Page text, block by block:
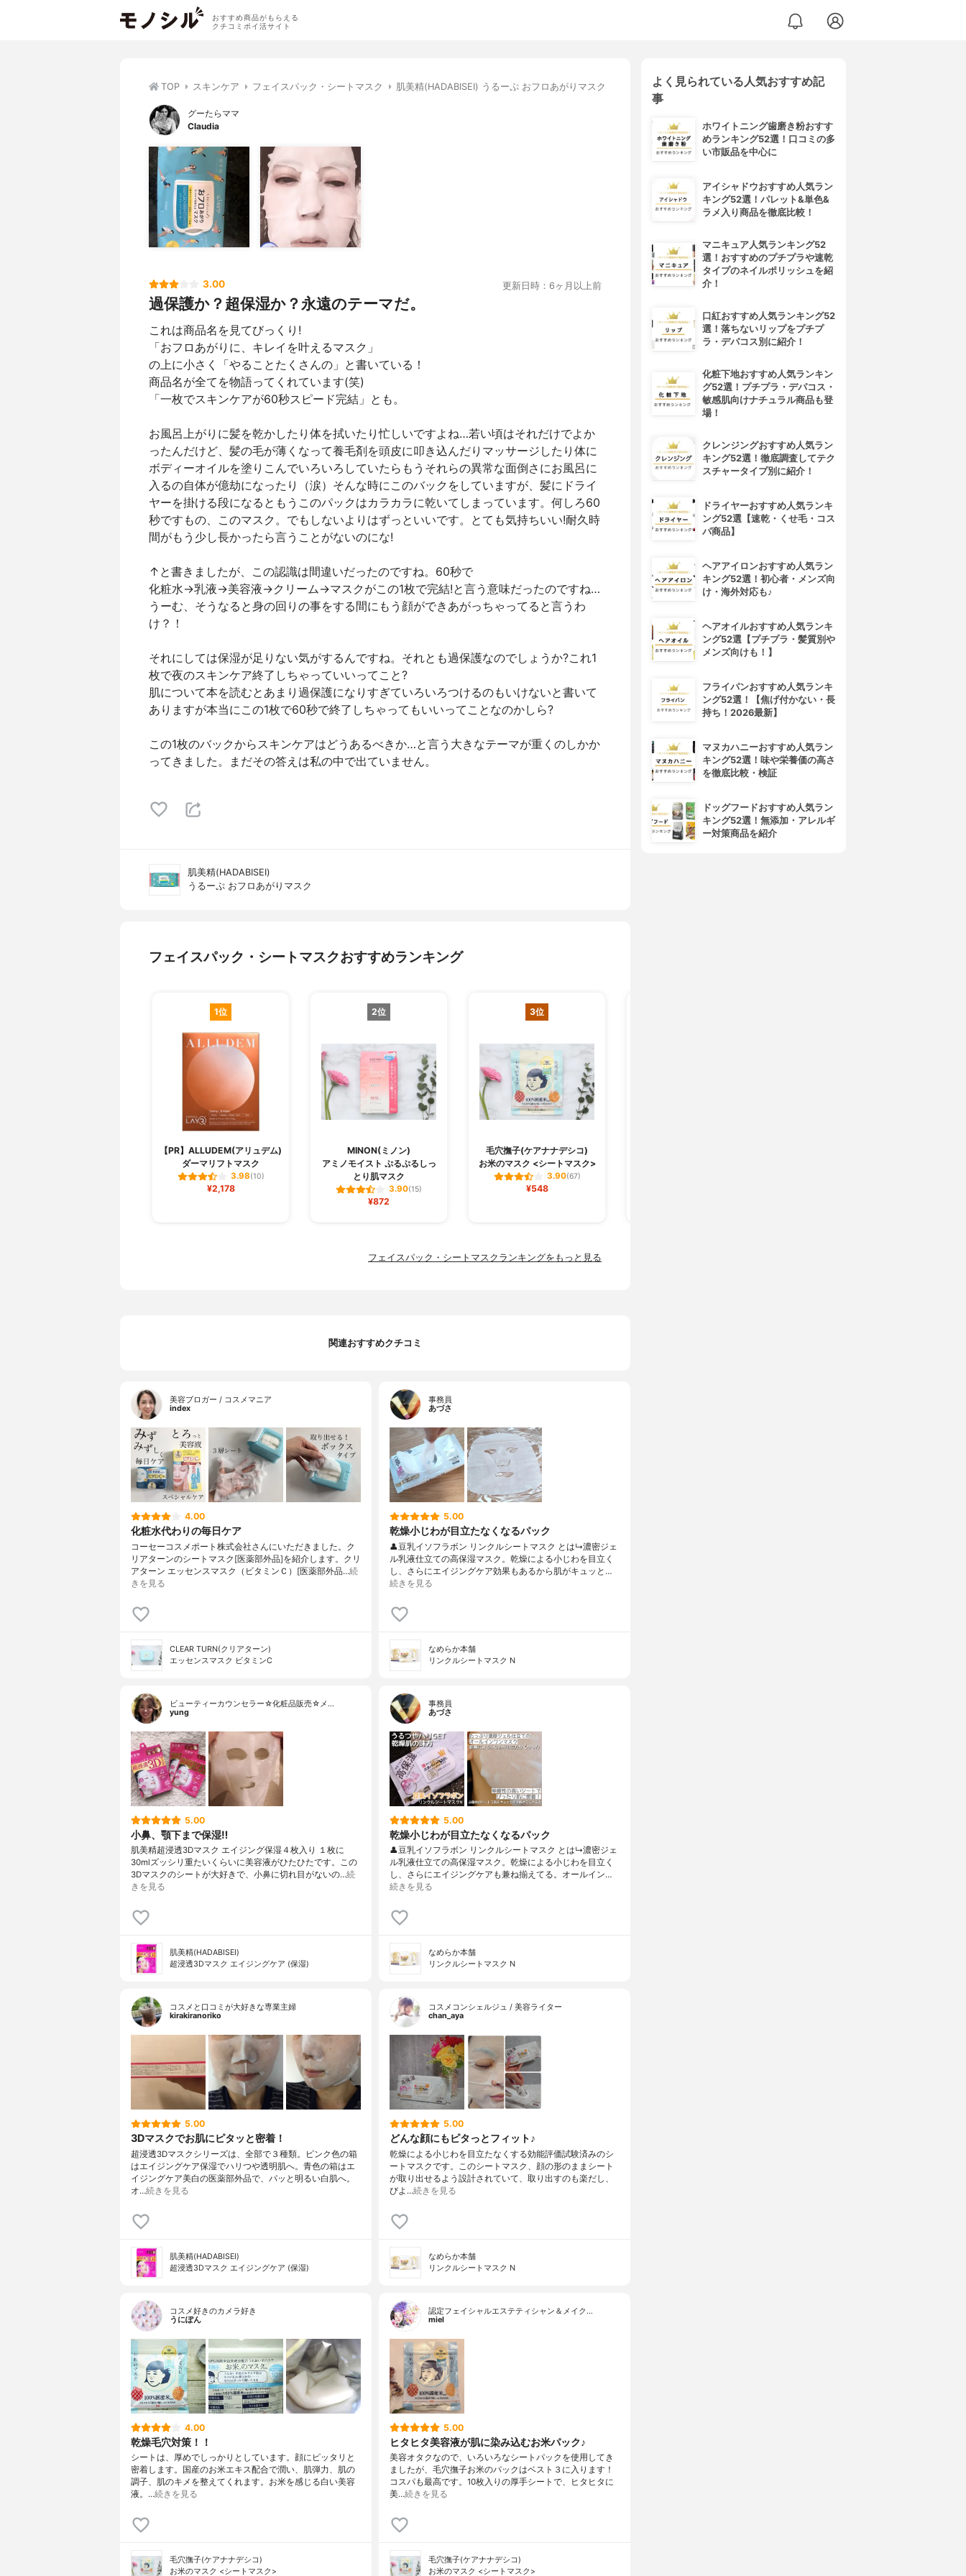
おすすめ商品がもらえる
クチコミポイ活サイト
TOP スキンケア フェイスパック・シートマスク 肌美精(HADABISEI) うるーぷ おフロあがりマスク
グーたらママ
Claudia
3.00 更新日時：6ヶ月以上前
過保護か？超保湿か？永遠のテーマだ。
これは商品名を見てびっくり!
「おフロあがりに、キレイを叶えるマスク」
の上に小さく「やることたくさんの」と書いている！
商品名が全てを物語ってくれています(笑)
「一枚でスキンケアが60秒スピード完結」とも。
お風呂上がりに髪を乾かしたり体を拭いたり忙しいですよね…若い頃はそれだけでよか
ったんだけど、髪の毛が薄くなって養毛剤を頭皮に叩き込んだりマッサージしたり体に
ボディーオイルを塗りこんでいろいろしていたらもうそれらの異常な面倒さにお風呂に
入るの自体が億劫になったり（涙）そんな時にこのバックをしていますが、髪にドライ
ヤーを掛ける段になるともうこのパックはカラカラに乾いてしまっています。何しろ60
秒ですもの、このマスク。でもしないよりはずっといいです。とても気持ちいい!耐久時
間がもう少し長かったら言うことがないのにな!
↑と書きましたが、この認識は間違いだったのですね。60秒で
化粧水→乳液→美容液→クリーム→マスクがこの1枚で完結!と言う意味だったのですね…
うーむ、そうなると身の回りの事をする間にもう顔ができあがっちゃってると言うわ
け？！
それにしては保湿が足りない気がするんですね。それとも過保護なのでしょうか?これ1
枚で夜のスキンケア終了しちゃっていいってこと?
肌について本を読むとあまり過保護になりすぎていろいろつけるのもいけないと書いて
ありますが本当にこの1枚で60秒で終了しちゃってもいいってことなのかしら?
この1枚のバックからスキンケアはどうあるべきか…と言う大きなテーマが重くのしかか
ってきました。まだその答えは私の中で出ていません。
肌美精(HADABISEI)
うるーぷ おフロあがりマスク
フェイスパック・シートマスクおすすめランキング
1位
【PR】ALLUDEM(アリュデム)
ダーマリフトマスク
3.98(10)
¥2,178
2位
MINON(ミノン)
アミノモイスト ぷるぷるしっ
とり肌マスク
3.90(15)
¥872
3位
毛穴撫子(ケアナナデシコ)
お米のマスク <シートマスク>
3.90(67)
¥548
フェイスパック・シートマスクランキングをもっと見る
関連おすすめクチコミ
美容ブロガー / コスメマニア
index
4.00
化粧水代わりの毎日ケア
コーセーコスメポート株式会社さんにいただきました。ク
リアターンのシートマスク[医薬部外品]を紹介します。クリ
アターン エッセンスマスク（ビタミンＣ）[医薬部外品…続
きを見る
CLEAR TURN(クリアターン)
エッセンスマスク ビタミンC
事務員
あづさ
5.00
乾燥小じわが目立たなくなるパック
👤豆乳イソフラボン リンクルシートマスク とは↳濃密ジェ
ル乳液仕立ての高保湿マスク。乾燥による小じわを目立く
し、さらにエイジングケア効果もあるから肌がキュッと…
続きを見る
なめらか本舗
リンクルシートマスク N
ビューティーカウンセラー☆化粧品販売☆メ…
yung
5.00
小鼻、顎下まで保湿‼︎
肌美精超浸透3Dマスク エイジング保湿４枚入り １枚に
30mlズッシリ重たいくらいに美容液がひたひたです。この
3Dマスクのシートが大好きで、小鼻に切れ目がないの…続
きを見る
肌美精(HADABISEI)
超浸透3Dマスク エイジングケア (保湿)
事務員
あづさ
5.00
乾燥小じわが目立たなくなるパック
👤豆乳イソフラボン リンクルシートマスク とは↳濃密ジェ
ル乳液仕立ての高保湿マスク。乾燥による小じわを目立く
し、さらにエイジングケアも兼ね揃えてる。オールイン…
続きを見る
なめらか本舗
リンクルシートマスク N
コスメと口コミが大好きな専業主婦
kirakiranoriko
5.00
3Dマスクでお肌にピタッと密着！
超浸透3Dマスクシリーズは、全部で３種類。ピンク色の箱
はエイジングケア保湿でハリつや透明肌へ。青色の箱はエ
イジングケア美白の医薬部外品で、パッと明るい白肌へ。
オ…続きを見る
肌美精(HADABISEI)
超浸透3Dマスク エイジングケア (保湿)
コスメコンシェルジュ / 美容ライター
chan_aya
5.00
どんな顔にもピタっとフィット♪
乾燥による小じわを目立たなくする効能評価試験済みのシ
ートマスクです。このシートマスク、顔の形のままシート
が取り出せるよう設計されていて、取り出すのも楽だし、
びよ…続きを見る
なめらか本舗
リンクルシートマスク N
コスメ好きのカメラ好き
うにぽん
4.00
乾燥毛穴対策！！
シートは、厚めでしっかりとしています。顔にピッタリと
密着します。国産のお米エキス配合で潤い、肌弾力、肌の
調子、肌のキメを整えてくれます。お米を感じる白い美容
液。…続きを見る
毛穴撫子(ケアナナデシコ)
お米のマスク <シートマスク>
認定フェイシャルエステティシャン＆メイク…
miel
5.00
ヒタヒタ美容液が肌に染み込むお米パック♪
美容オタクなので、いろいろなシートパックを使用してき
ましたが、毛穴撫子お米のパックはベスト３に入ります！
コスパも最高です。10枚入りの厚手シートで、ヒタヒタに
美…続きを見る
毛穴撫子(ケアナナデシコ)
お米のマスク <シートマスク>
よく見られている人気おすすめ記
事
ホワイトニング歯磨き粉おすす
めランキング52選！口コミの多
い市販品を中心に
アイシャドウおすすめ人気ラン
キング52選！パレット&単色&
ラメ入り商品を徹底比較！
マニキュア人気ランキング52
選！おすすめのプチプラや速乾
タイプのネイルポリッシュを紹
介！
口紅おすすめ人気ランキング52
選！落ちないリップをプチプ
ラ・デパコス別に紹介！
化粧下地おすすめ人気ランキン
グ52選！プチプラ・デパコス・
敏感肌向けナチュラル商品も登
場！
クレンジングおすすめ人気ラン
キング52選！徹底調査してテク
スチャータイプ別に紹介！
ドライヤーおすすめ人気ランキ
ング52選【速乾・くせ毛・コス
パ商品】
ヘアアイロンおすすめ人気ラン
キング52選！初心者・メンズ向
け・海外対応も♪
ヘアオイルおすすめ人気ランキ
ング52選【プチプラ・髪質別や
メンズ向けも！】
フライパンおすすめ人気ランキ
ング52選！【焦げ付かない・長
持ち！2026最新】
マヌカハニーおすすめ人気ラン
キング52選！味や栄養価の高さ
を徹底比較・検証
ドッグフードおすすめ人気ラン
キング52選！無添加・アレルギ
ー対策商品を紹介